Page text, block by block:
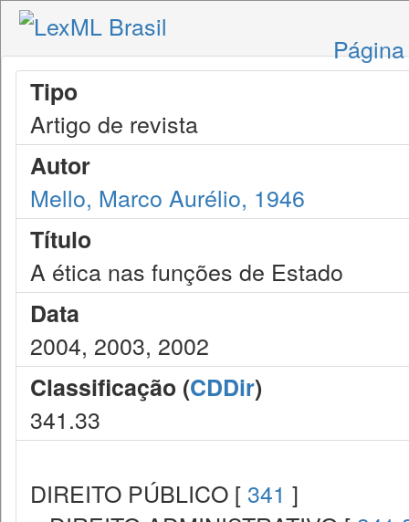
Tipo
Artigo de revista
Autor
Mello, Marco Aurélio, 1946
Título
A ética nas funções de Estado
Data
2004, 2003, 2002
Classificação (CDDir)
341.33
DIREITO PÚBLICO [ 341 ]